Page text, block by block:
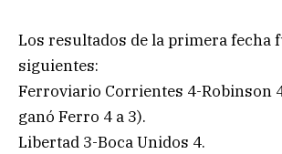
Los resultados de la primera fecha
siguientes:
Ferroviario Corrientes 4-Robinson
ganó Ferro 4 a 3).
Libertad 3-Boca Unidos 4.